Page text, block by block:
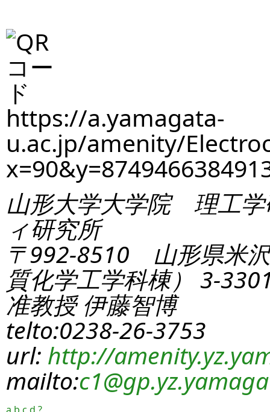
https://a.yamagata-
u.ac.jp/amenity/
山形大学大学院 理工学
ィ研究所
〒992-8510 山形県米
質化学工学科棟） 3-
准教授 伊藤智博
telto:0238-26-3753
url: http://
mailto:c1